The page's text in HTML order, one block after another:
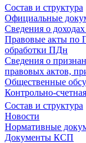
Состав и структура
Официальные
Сведения о
Правовые акты по
обработки ПДн
Сведения о
правовых актов,
Общественные
Контрольно-
Состав и структура
Новости
Нормативные
Документы КСП